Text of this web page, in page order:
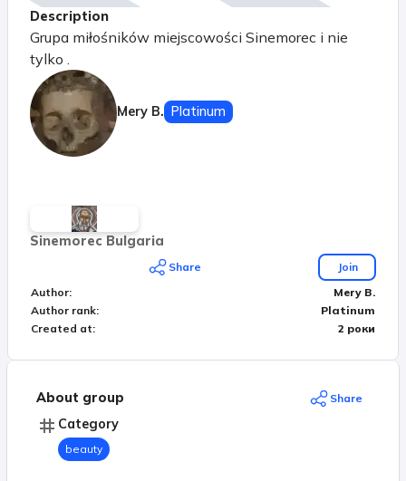
Description
Grupa miłośników miejscowości Sinemorec i nie
tylko .
Mery B. Platinum
Sinemorec Bulgaria
Share
Join
Author:
Mery B.
Author rank:
Platinum
Created at: 2 роки
About group Share
Category
beauty